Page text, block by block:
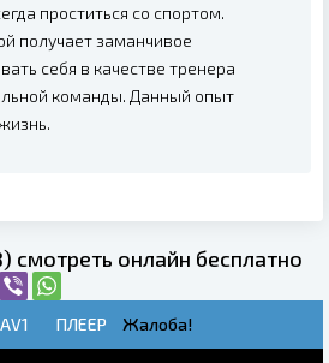
проститься со спортом.
получает заманчивое
себя в качестве тренера
команды. Данный опыт
смотреть онлайн бесплатно
ПЛЕЕР Жалоба!